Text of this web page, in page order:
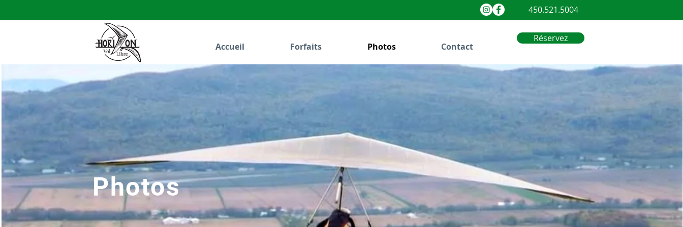
Accueil Forfaits Photos Contact
450.521.5004
Réservez
Photos